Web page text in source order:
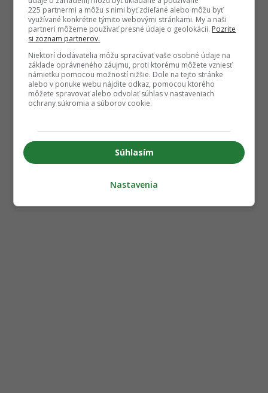
225 partnermi a môžu s nimi byť zdieľané alebo môžu byť
využívané konkrétne týmito webovými stránkami. My a naši
partneri môžeme používať presné údaje o geolokácii. Pozrite
si zoznam partnerov.
Niektorí dodávatelia môžu spracúvať vaše osobné údaje na
základe oprávneného záujmu, proti ktorému môžete vzniesť
námietku pomocou možností nižšie. Dole na tejto stránke
alebo v ponuke webu nájdite odkaz, pomocou ktorého
môžete spravovať alebo odvolať súhlas v nastaveniach
ochrany súkromia a súborov cookie.
Súhlasím
Nastavenia